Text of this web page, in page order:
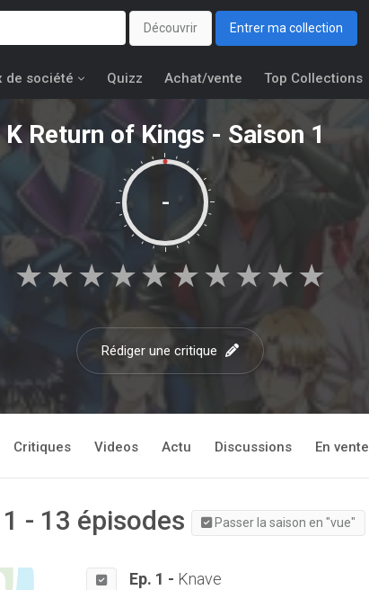
Découvrir Entrer ma collection
de société Quizz Achat/vente Top Collections
K Return of Kings - Saison 1
-
★
★
★
★
★
★
★
★
★
★
Rédiger une critique
Critiques Videos Actu Discussions En vente
- 13 épisodes Passer la saison en "vue"
Ep. 1 - Knave